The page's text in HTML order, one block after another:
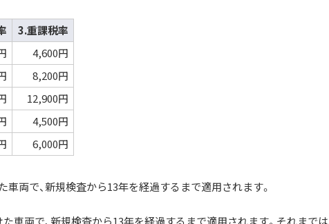
3.重課税率
4,600円
8,200円
12,900円
4,500円
6,000円
両で、新規検査から13年を経過するまで適用されます。
車両で、新規検査から13年を経過するまで適用されます。それまでは